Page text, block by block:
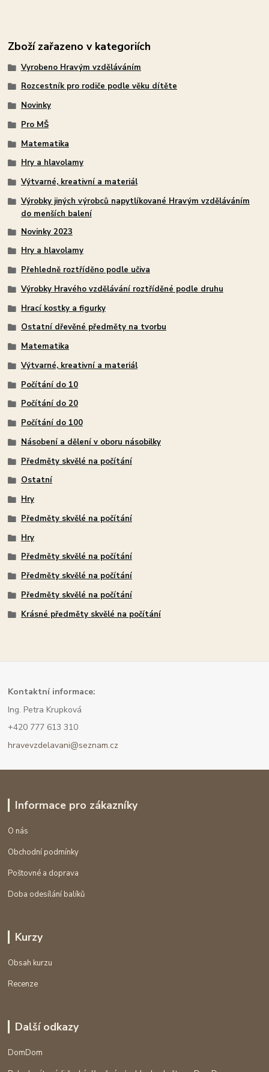
Zboží zařazeno v kategoriích
Vyrobeno Hravým vzděláváním
Rozcestník pro rodiče podle věku dítěte
Novinky
Pro MŠ
Matematika
Hry a hlavolamy
Výtvarné, kreativní a materiál
Výrobky jiných výrobců napytlíkované Hravým vzděláváním
do menších balení
Novinky 2023
Hry a hlavolamy
Přehledně roztříděno podle učiva
Výrobky Hravého vzdělávání roztříděné podle druhu
Hrací kostky a figurky
Ostatní dřevěné předměty na tvorbu
Matematika
Výtvarné, kreativní a materiál
Počítání do 10
Počítání do 20
Počítání do 100
Násobení a dělení v oboru násobilky
Předměty skvělé na počítání
Ostatní
Hry
Předměty skvělé na počítání
Hry
Předměty skvělé na počítání
Předměty skvělé na počítání
Předměty skvělé na počítání
Krásné předměty skvělé na počítání
Kontaktní informace:
Ing. Petra Krupková
+420 777 613 310
hravevzdelavani@seznam.cz
Informace pro zákazníky
O nás
Obchodní podmínky
Poštovné a doprava
Doba odesílání balíků
Kurzy
Obsah kurzu
Recenze
Další odkazy
DomDom